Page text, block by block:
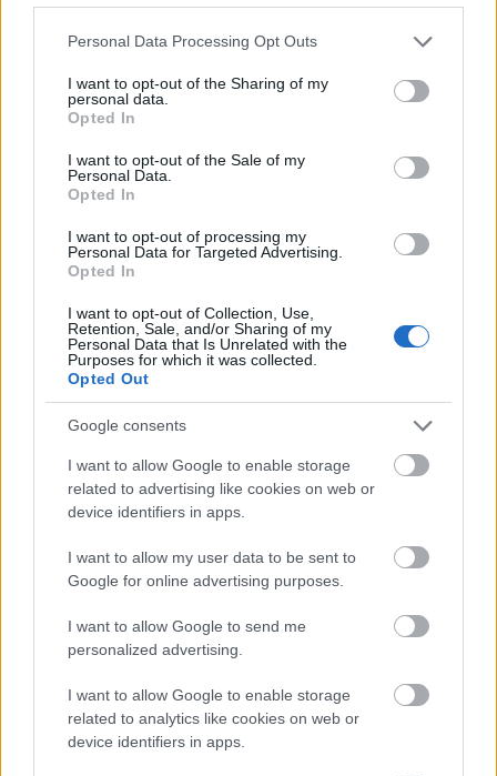
Please note that this website/app uses one or more Google
not limited to your visit or usage behaviour. You may click to
grant or deny consent to Google and its third-party tags to
use your data for below specified purposes in below Google
consent section.
Personal Data Processing Opt Outs
I want to opt-out of the Sharing of my
personal data.
Opted In
I want to opt-out of the Sale of my
Personal Data.
Opted In
I want to opt-out of processing my
Personal Data for Targeted Advertising.
Opted In
I want to opt-out of Collection, Use,
Retention, Sale, and/or Sharing of my
Personal Data that Is Unrelated with the
Purposes for which it was collected.
Opted Out
Google consents
I want to allow Google to enable storage
related to advertising like cookies on web or
device identifiers in apps.
I want to allow my user data to be sent to
Google for online advertising purposes.
I want to allow Google to send me
personalized advertising.
I want to allow Google to enable storage
related to analytics like cookies on web or
device identifiers in apps.
jellemzően nem válnak be, hiszen az elnök
bizonyos esetekben saját döntéseit is
visszavonja, vagy éppen letagadja
nyilatkozatait – elég ha Zelenszkij
a legbiztosabban állítható fejlemény, amely a
világgazdaságban és a világkereskedelemben
várható, hiszen az elnök gazdaságpolitikai
elképzelései szinte kivétel nélkül radikális, a
törekvéseket takarnak.
Donald Trump, alelnöke JD Vance és az ukrán
Zelenszkij elnök a Fehér Házban
Valószínűsíthető, hogy Trump elnökségének
második ciklusában kiújul és kiszélesedik a